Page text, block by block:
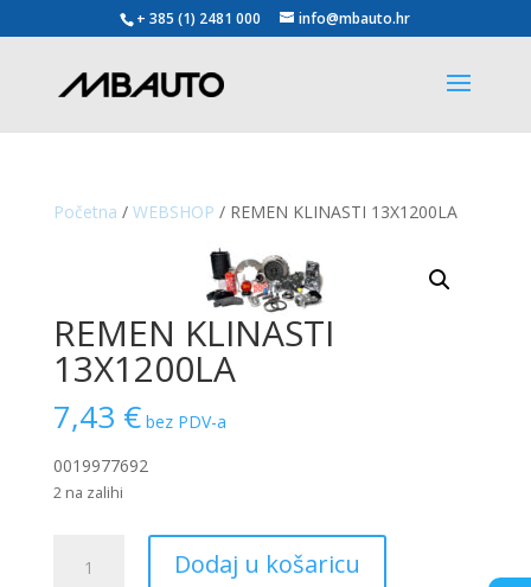
+ 385 (1) 2481 000 info@mbauto.hr
Početna / WEBSHOP / REMEN KLINASTI 13X1200LA
REMEN KLINASTI
13X1200LA
7,43 € bez PDV-a
0019977692
2 na zalihi
KLINASTI
Dodaj u košaricu